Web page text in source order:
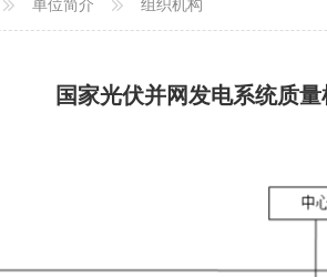
国家光伏并网发电系统质